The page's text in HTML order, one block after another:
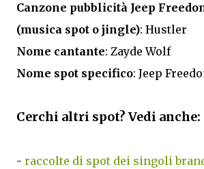
Canzone pubblicità Jeep
(musica spot o jingle): Hustler
Nome cantante: Zayde Wolf
Nome spot specifico: Jeep
Cerchi altri spot? Vedi anche:
- raccolte di spot dei singoli